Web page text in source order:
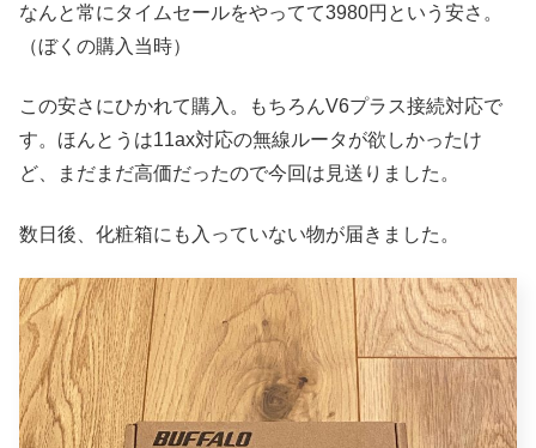
なんと常にタイムセールをやってて3980円という安さ。
（ぼくの購入当時）
この安さにひかれて購入。もちろんV6プラス接続対応で
す。ほんとうは11ax対応の無線ルータが欲しかったけ
ど、まだまだ高価だったので今回は見送りました。
数日後、化粧箱にも入っていない物が届きました。